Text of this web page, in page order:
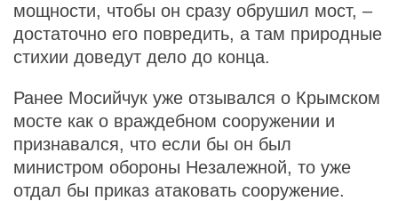
мощности, чтобы он сразу обрушил мост, –
достаточно его повредить, а там природные
стихии доведут дело до конца.
Ранее Мосийчук уже отзывался о Крымском
мосте как о враждебном сооружении и
признавался, что если бы он был
министром обороны Незалежной, то уже
отдал бы приказ атаковать сооружение.